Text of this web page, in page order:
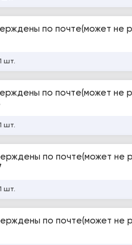
по почте(может
1 шт.
по почте(может
1 шт.
по почте(может
1 шт.
по почте(может